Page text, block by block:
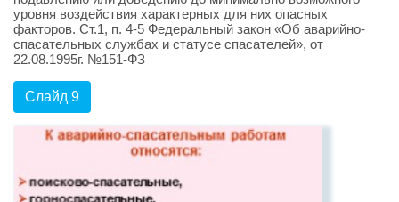
уровня воздействия характерных для них опасных
факторов. Ст.1, п. 4-5 Федеральный закон «Об аварийно-
спасательных службах и статусе спасателей», от
22.08.1995г. №151-ФЗ
Слайд 9